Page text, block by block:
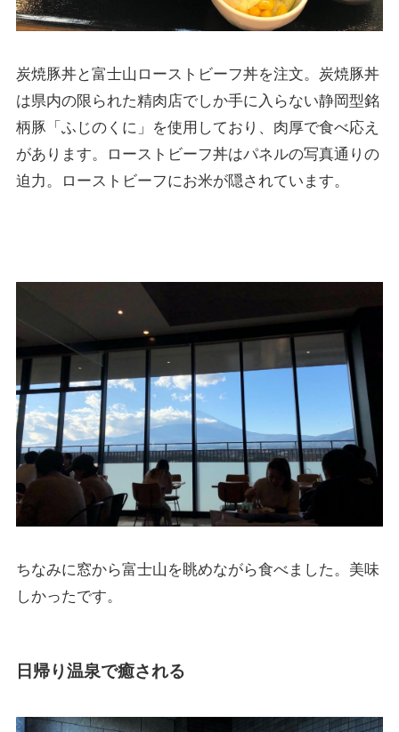
炭焼豚丼と富士山ローストビーフ丼を注文。炭焼豚丼
は県内の限られた精肉店でしか手に入らない静岡型銘
柄豚「ふじのくに」を使用しており、肉厚で食べ応え
があります。ローストビーフ丼はパネルの写真通りの
迫力。ローストビーフにお米が隠されています。
ちなみに窓から富士山を眺めながら食べました。美味
しかったです。
日帰り温泉で癒される